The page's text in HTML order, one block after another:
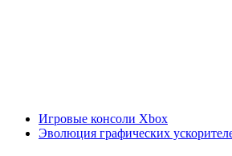
Игровые консоли Xbox
Эволюция графических